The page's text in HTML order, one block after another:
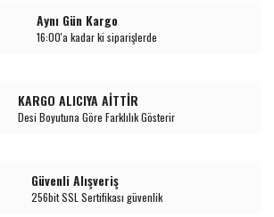
Aynı Gün Kargo
16:00'a kadar ki siparişlerde
KARGO ALICIYA AİTTİR
Desi Boyutuna Göre Farklılık Gösterir
Güvenli Alışveriş
256bit SSL Sertifikası güvenlik